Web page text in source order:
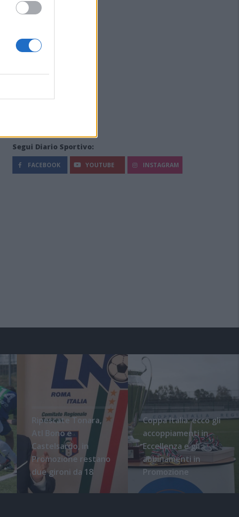
Segui Diario Sportivo:
FACEBOOK YOUTUBE INSTAGRAM
Ripescate Tonara,
Atl Bono e
Castelsardo, in
Promozione restano
due gironi da 18
Coppa Italia: ecco gli
accoppiamenti in
Eccellenza e gli
abbinamenti in
Promozione